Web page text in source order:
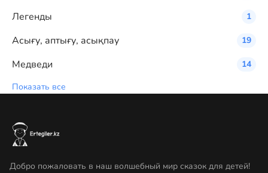
Легенды 1
Асығу, аптығу, асықпау 19
Медведи
14
Показать все
Добро пожаловать в наш волшебный мир сказок для детей!